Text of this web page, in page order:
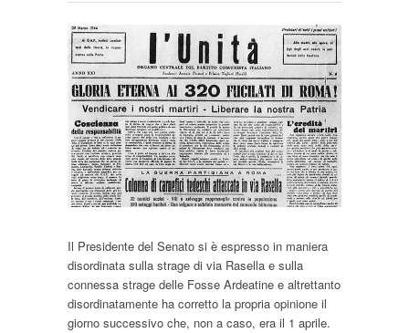
Il Presidente del Senato si è espresso in maniera
disordinata sulla strage di via Rasella e sulla
connessa strage delle Fosse Ardeatine e altrettanto
disordinatamente ha corretto la propria opinione il
giorno successivo che, non a caso, era il 1 aprile.